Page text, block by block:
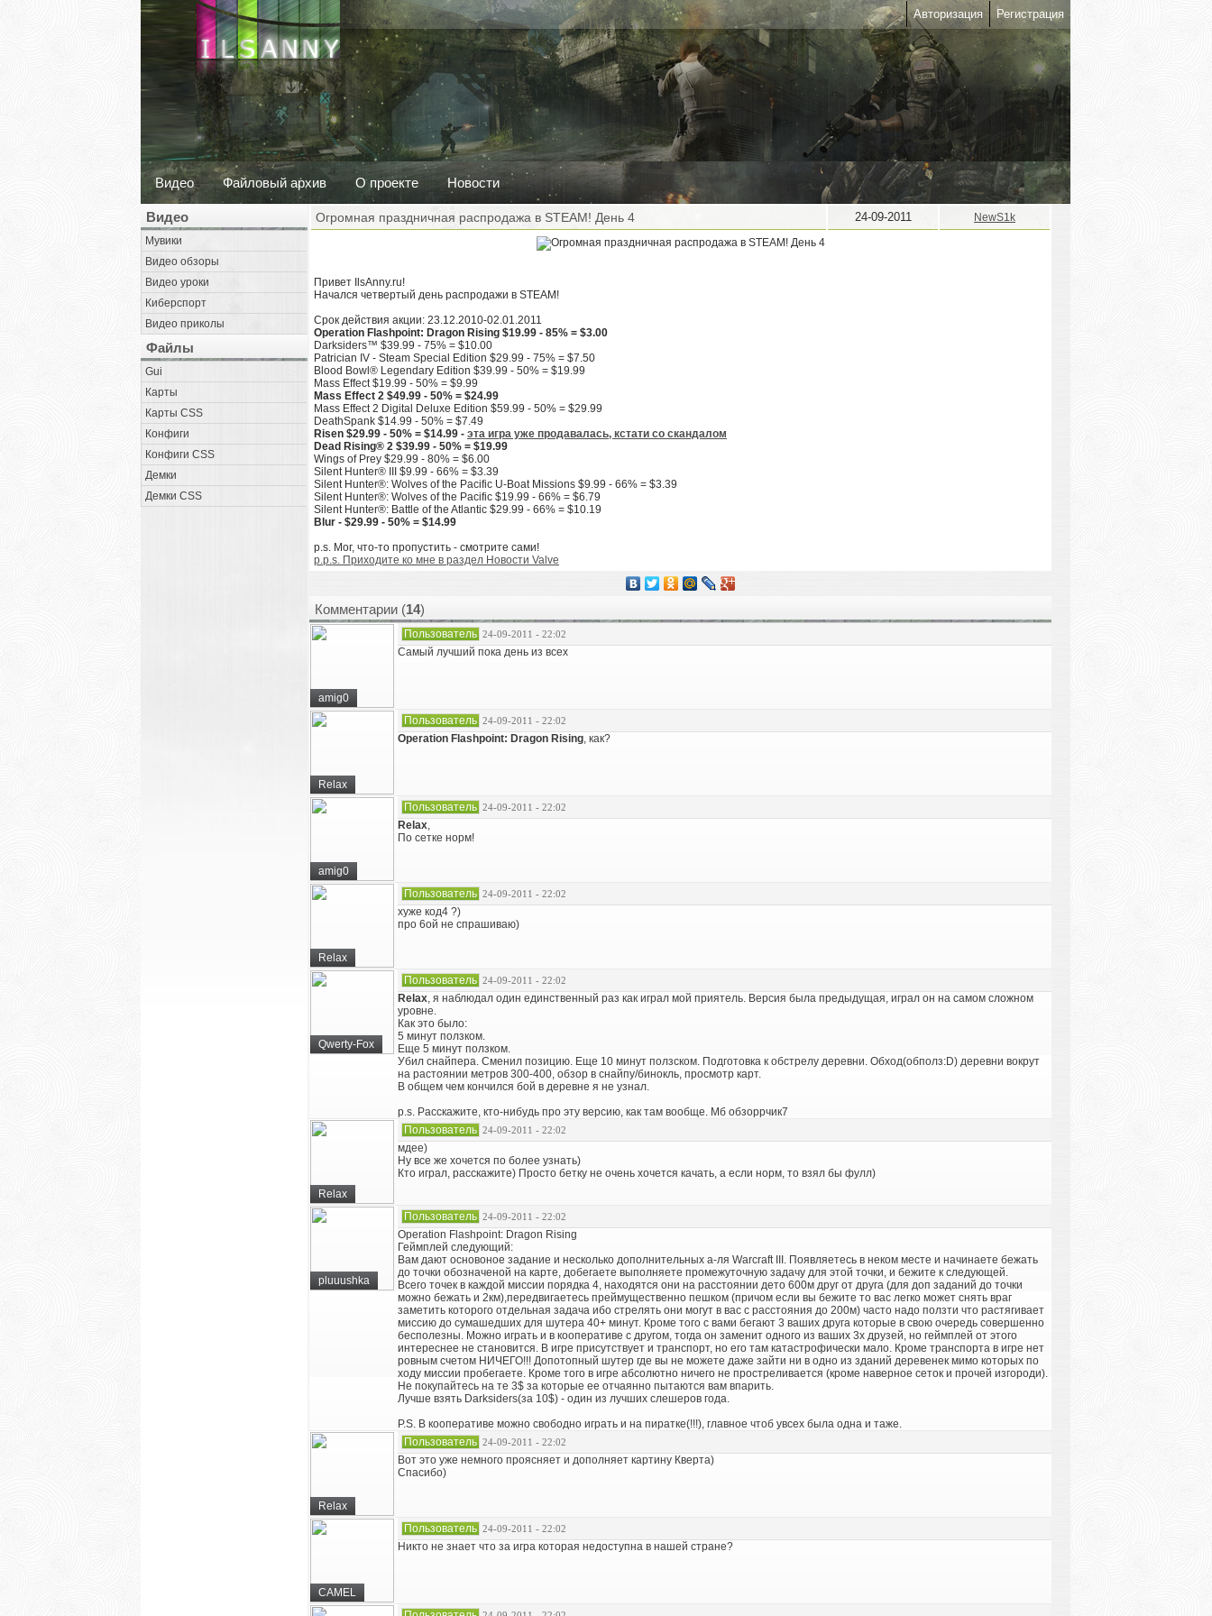
Авторизация Регистрация
Видео Файловый архив О проекте Новости
Видео
Мувики
Видео обзоры
Видео уроки
Киберспорт
Видео приколы
Файлы
Gui
Карты
Карты CSS
Конфиги
Конфиги CSS
Демки
Демки CSS
Огромная праздничная распродажа в STEAM! День 4 24-09-2011 NewS1k
Привет IlsAnny.ru!
Начался четвертый день распродажи в STEAM!
Срок действия акции: 23.12.2010-02.01.2011
Operation Flashpoint: Dragon Rising $19.99 - 85% = $3.00
Darksiders™ $39.99 - 75% = $10.00
Patrician IV - Steam Special Edition $29.99 - 75% = $7.50
Blood Bowl® Legendary Edition $39.99 - 50% = $19.99
Mass Effect $19.99 - 50% = $9.99
Mass Effect 2 $49.99 - 50% = $24.99
Mass Effect 2 Digital Deluxe Edition $59.99 - 50% = $29.99
DeathSpank $14.99 - 50% = $7.49
Risen $29.99 - 50% = $14.99 - эта игра уже продавалась, кстати со скандалом
Dead Rising® 2 $39.99 - 50% = $19.99
Wings of Prey $29.99 - 80% = $6.00
Silent Hunter® III $9.99 - 66% = $3.39
Silent Hunter®: Wolves of the Pacific U-Boat Missions $9.99 - 66% = $3.39
Silent Hunter®: Wolves of the Pacific $19.99 - 66% = $6.79
Silent Hunter®: Battle of the Atlantic $29.99 - 66% = $10.19
Blur - $29.99 - 50% = $14.99
p.s. Мог, что-то пропустить - смотрите сами!
p.p.s. Приходите ко мне в раздел Новости Valve
Комментарии (14)
amig0
Пользователь 24-09-2011 - 22:02
Самый лучший пока день из всех
Relax
Пользователь 24-09-2011 - 22:02
Operation Flashpoint: Dragon Rising, как?
amig0
Пользователь 24-09-2011 - 22:02
Relax,
По сетке норм!
Relax
Пользователь 24-09-2011 - 22:02
хуже код4 ?)
про 6ой не спрашиваю)
Qwerty-Fox
Пользователь 24-09-2011 - 22:02
Relax, я наблюдал один единственный раз как играл мой приятель. Версия была предыдущая, играл он на самом сложном
уровне.
Как это было:
5 минут ползком.
Еще 5 минут ползком.
Убил снайпера. Сменил позицию. Еще 10 минут ползском. Подготовка к обстрелу деревни. Обход(обполз:D) деревни вокрут
на растоянии метров 300-400, обзор в снайпу/бинокль, просмотр карт.
В общем чем кончился бой в деревне я не узнал.
p.s. Расскажите, кто-нибудь про эту версию, как там вообще. Мб обзоррчик7
Relax
Пользователь 24-09-2011 - 22:02
мдее)
Ну все же хочется по более узнать)
Кто играл, расскажите) Просто бетку не очень хочется качать, а если норм, то взял бы фулл)
pluuushka
Пользователь 24-09-2011 - 22:02
Operation Flashpoint: Dragon Rising
Геймплей следующий:
Вам дают основоное задание и несколько дополнительных а-ля Warcraft III. Появляетесь в неком месте и начинаете бежать
до точки обозначеной на карте, добегаете выполняете промежуточную задачу для этой точки, и бежите к следующей.
Всего точек в каждой миссии порядка 4, находятся они на расстоянии дето 600м друг от друга (для доп заданий до точки
можно бежать и 2км),передвигаетесь преймущественно пешком (причом если вы бежите то вас легко может снять враг
заметить которого отдельная задача ибо стрелять они могут в вас с расстояния до 200м) часто надо ползти что растягивает
миссию до сумашедших для шутера 40+ минут. Кроме того с вами бегают 3 ваших друга которые в свою очередь совершенно
бесполезны. Можно играть и в кооперативе с другом, тогда он заменит одного из ваших 3х друзей, но геймплей от этого
интереснее не становится. В игре присутствует и транспорт, но его там катастрофически мало. Кроме транспорта в игре нет
ровным счетом НИЧЕГО!!! Допотопный шутер где вы не можете даже зайти ни в одно из зданий деревенек мимо которых по
ходу миссии пробегаете. Кроме того в игре абсолютно ничего не простреливается (кроме наверное сеток и прочей изгороди).
Не покупайтесь на те 3$ за которые ее отчаянно пытаются вам впарить.
Лучше взять Darksiders(за 10$) - один из лучших слешеров года.
P.S. В кооперативе можно свободно играть и на пиратке(!!!), главное чтоб увсех была одна и таже.
Relax
Пользователь 24-09-2011 - 22:02
Вот это уже немного проясняет и дополняет картину Кверта)
Спасибо)
CAMEL
Пользователь 24-09-2011 - 22:02
Никто не знает что за игра которая недоступна в нашей стране?